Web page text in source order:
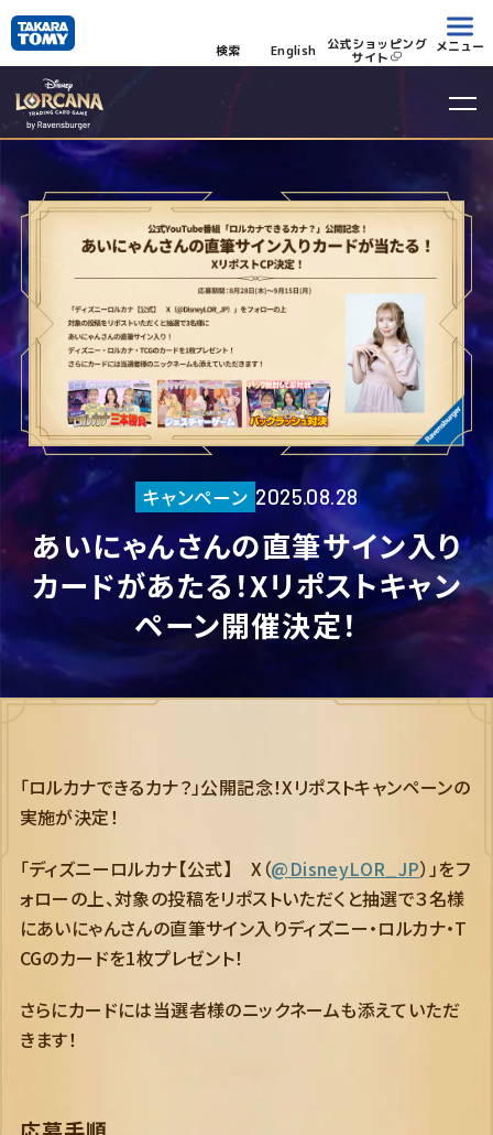
検索 English 公式ショッピング
サイト
メニュー
キャンペーン 2025.08.28
あいにゃんさんの直筆サイン入り
カードがあたる！Xリポストキャン
ペーン開催決定！
「ロルカナできるカナ？」公開記念！Xリポストキャンペーンの
実施が決定！
「ディズニーロルカナ【公式】 X（@DisneyLOR_JP）」をフ
ォローの上、対象の投稿をリポストいただくと抽選で３名様
にあいにゃんさんの直筆サイン入りディズニー・ロルカナ・T
CGのカードを1枚プレゼント！
さらにカードには当選者様のニックネームも添えていただ
きます！